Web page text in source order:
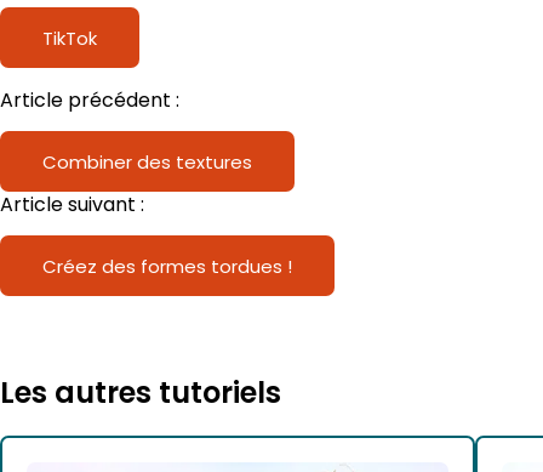
TikTok
Article précédent :
Combiner des textures
Article suivant :
Créez des formes tordues !
Les autres tutoriels